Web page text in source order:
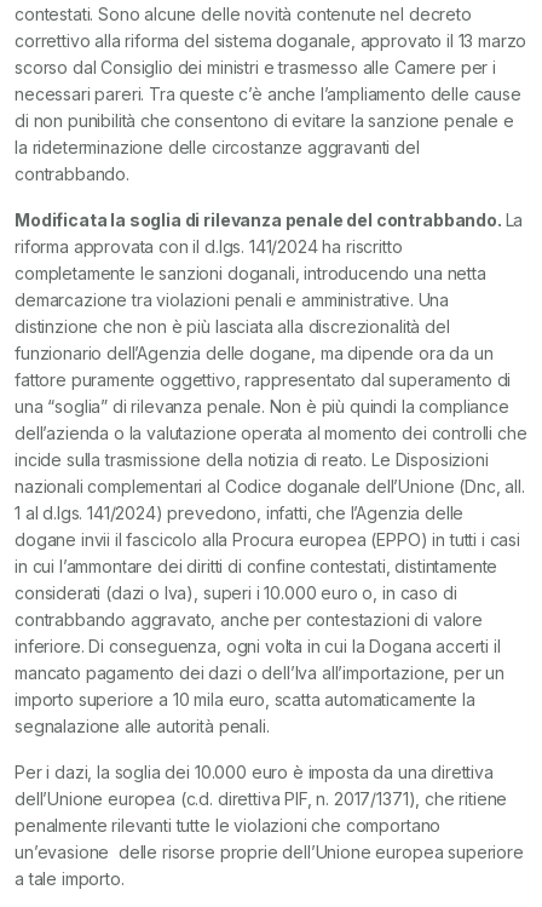
contestati. Sono alcune delle novità contenute nel decreto
correttivo alla riforma del sistema doganale, approvato il 13 marzo
scorso dal Consiglio dei ministri e trasmesso alle Camere per i
necessari pareri. Tra queste c’è anche l’ampliamento delle cause
di non punibilità che consentono di evitare la sanzione penale e
la rideterminazione delle circostanze aggravanti del
contrabbando.
Modificata la soglia di rilevanza penale del contrabbando. La
riforma approvata con il d.lgs. 141/2024 ha riscritto
completamente le sanzioni doganali, introducendo una netta
demarcazione tra violazioni penali e amministrative. Una
distinzione che non è più lasciata alla discrezionalità del
funzionario dell’Agenzia delle dogane, ma dipende ora da un
fattore puramente oggettivo, rappresentato dal superamento di
una “soglia” di rilevanza penale. Non è più quindi la compliance
dell’azienda o la valutazione operata al momento dei controlli che
incide sulla trasmissione della notizia di reato. Le Disposizioni
nazionali complementari al Codice doganale dell’Unione (Dnc, all.
1 al d.lgs. 141/2024) prevedono, infatti, che l’Agenzia delle
dogane invii il fascicolo alla Procura europea (EPPO) in tutti i casi
in cui l’ammontare dei diritti di confine contestati, distintamente
considerati (dazi o Iva), superi i 10.000 euro o, in caso di
contrabbando aggravato, anche per contestazioni di valore
inferiore. Di conseguenza, ogni volta in cui la Dogana accerti il
mancato pagamento dei dazi o dell’Iva all’importazione, per un
importo superiore a 10 mila euro, scatta automaticamente la
segnalazione alle autorità penali.
Per i dazi, la soglia dei 10.000 euro è imposta da una direttiva
dell’Unione europea (c.d. direttiva PIF, n. 2017/1371), che ritiene
penalmente rilevanti tutte le violazioni che comportano
un’evasione delle risorse proprie dell’Unione europea superiore
a tale importo.